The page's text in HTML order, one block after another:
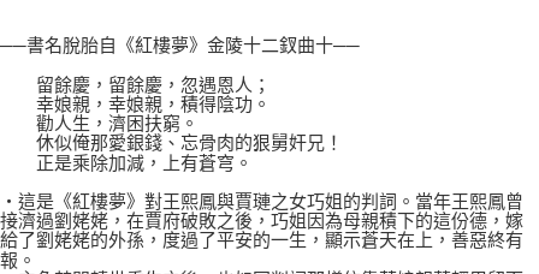
──書名脫胎自《紅樓夢》金陵十二釵曲十──
留餘慶，留餘慶，忽遇恩人；
幸娘親，幸娘親，積得陰功。
勸人生，濟困扶窮。
休似俺那愛銀錢、忘骨肉的狠舅奸兄！
正是乘除加減，上有蒼穹。
‧這是《紅樓夢》對王熙鳳與賈璉之女巧姐的判詞。當年王熙鳳曾
接濟過劉姥姥，在賈府破敗之後，巧姐因為母親積下的這份德，嫁
給了劉姥姥的外孫，度過了平安的一生，顯示蒼天在上，善惡終有
報。